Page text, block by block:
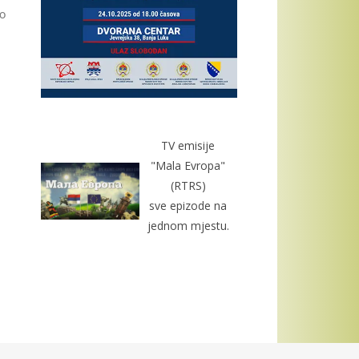
TV emisije
"Mala Evropa"
(RTRS)
sve epizode na
jednom mjestu.